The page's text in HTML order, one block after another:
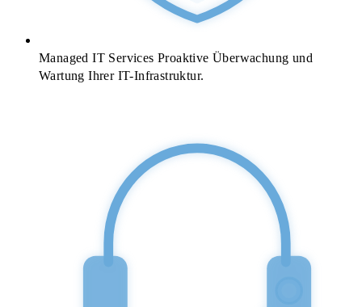
Managed IT Services Proaktive Überwachung und
Wartung Ihrer IT-Infrastruktur.